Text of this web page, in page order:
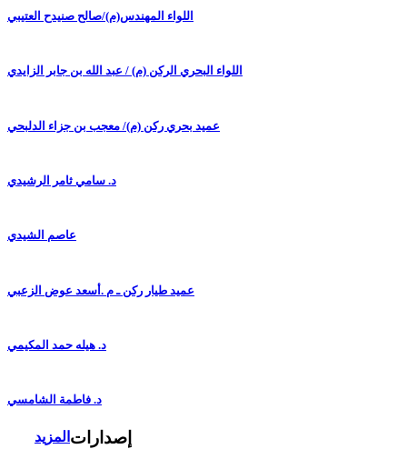
اللواء المهندس(م)/صالح صنيدح العتيبي
اللواء البحري الركن (م) / عبد الله بن جابر الزايدي
عميد بحري ركن (م)/ معجب بن جزاء الدلبحي
د. سامي ثامر الرشيدي
عاصم الشيدي
عميد طيار ركن ـ م .أسعد عوض الزعبي
د. هيله حمد المكيمي
د. فاطمة الشامسي
المزيد إصدارات